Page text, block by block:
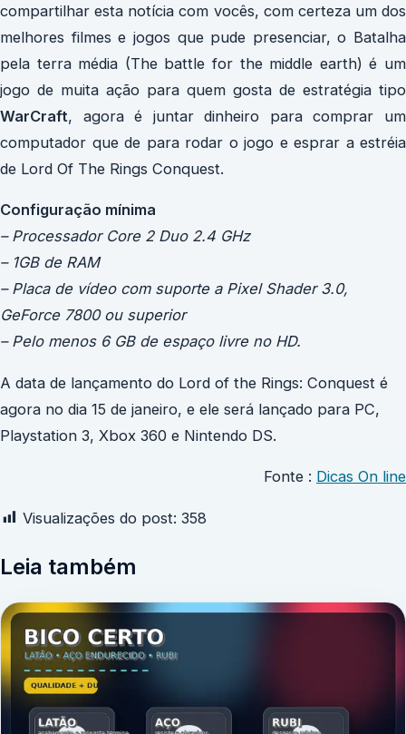
compartilhar esta notícia com vocês, com certeza um dos
melhores filmes e jogos que pude presenciar, o Batalha
pela terra média (The battle for the middle earth) é um
jogo de muita ação para quem gosta de estratégia tipo
WarCraft, agora é juntar dinheiro para comprar um
computador que de para rodar o jogo e esprar a estréia
de Lord Of The Rings Conquest.
Configuração mínima
– Processador Core 2 Duo 2.4 GHz
– 1GB de RAM
– Placa de vídeo com suporte a Pixel Shader 3.0,
GeForce 7800 ou superior
– Pelo menos 6 GB de espaço livre no HD.
A data de lançamento do Lord of the Rings: Conquest é
agora no dia 15 de janeiro, e ele será lançado para PC,
Playstation 3, Xbox 360 e Nintendo DS.
Fonte : Dicas On line
Visualizações do post: 358
Leia também